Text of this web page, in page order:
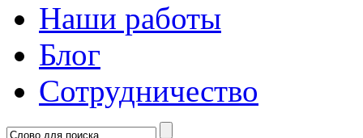
Наши работы
Блог
Сотрудничество